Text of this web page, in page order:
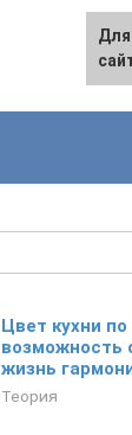
Цвет кухни
возможность
жизнь
Теория